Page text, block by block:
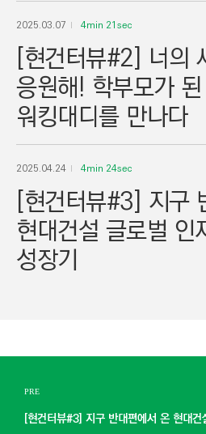
2025.03.07 4min 21sec
[현건터뷰#2] 너의
응원해! 학부모가
워킹대디를 만나다
2025.04.24 4min 24sec
[현건터뷰#3] 지구
현대건설 글로벌 인
성장기
PRE
[현건터뷰#3] 지구 반대편에서 온 현대